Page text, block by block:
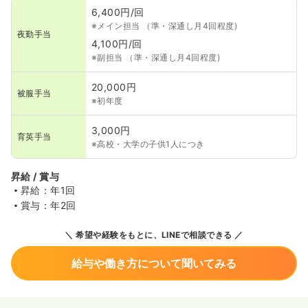
夜勤手当
6,400円/回
※メイン担当 （準・深通し月4回程度)
4,100円/回
※副担当 （準・深通し月4回程度)
被服手当
20,000円
※初年度
育英手当
3,000円
※高校・大学の子供1人につき
昇給 / 賞与
昇給：年1回
賞与：年2回
希望や経験をもとに、LINEで相談できる
給与や働き方について聞いてみる